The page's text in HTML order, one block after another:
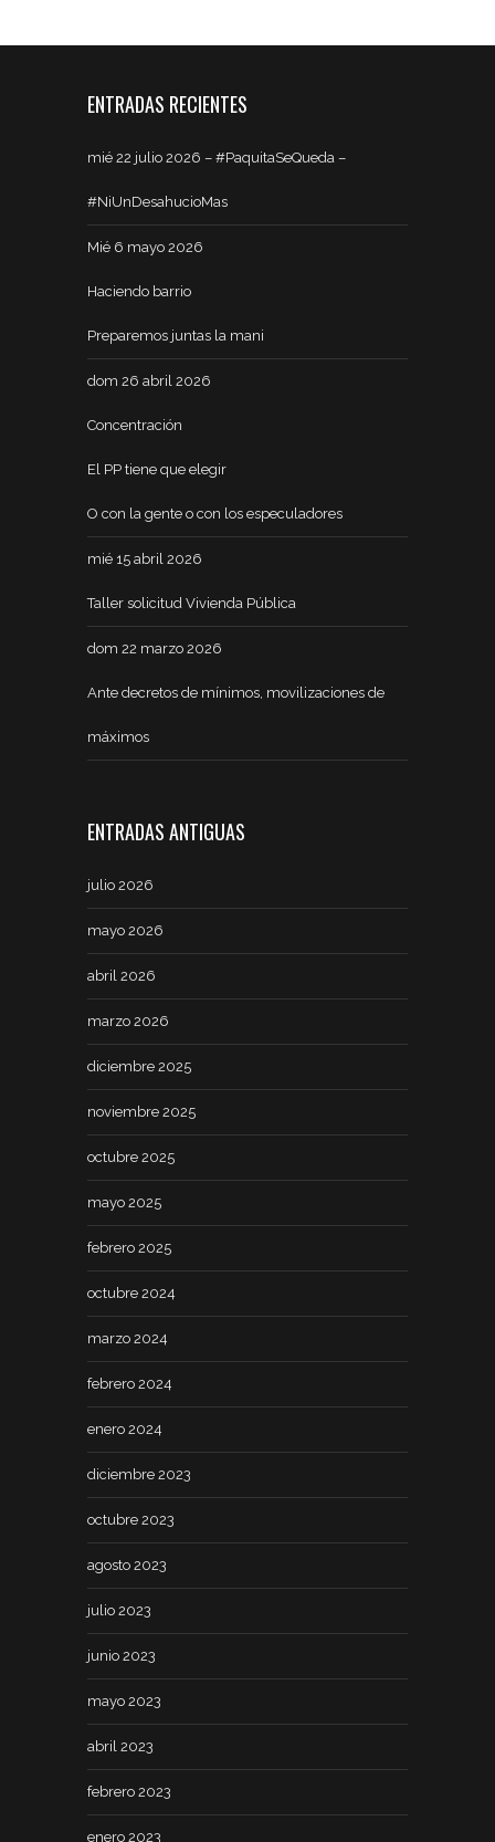
ENTRADAS RECIENTES
mié 22 julio 2026 – #PaquitaSeQueda –
#NiUnDesahucioMas
Mié 6 mayo 2026
Haciendo barrio
Preparemos juntas la mani
dom 26 abril 2026
Concentración
El PP tiene que elegir
O con la gente o con los especuladores
mié 15 abril 2026
Taller solicitud Vivienda Pública
dom 22 marzo 2026
Ante decretos de mínimos, movilizaciones de
máximos
ENTRADAS ANTIGUAS
julio 2026
mayo 2026
abril 2026
marzo 2026
diciembre 2025
noviembre 2025
octubre 2025
mayo 2025
febrero 2025
octubre 2024
marzo 2024
febrero 2024
enero 2024
diciembre 2023
octubre 2023
agosto 2023
julio 2023
junio 2023
mayo 2023
abril 2023
febrero 2023
enero 2023